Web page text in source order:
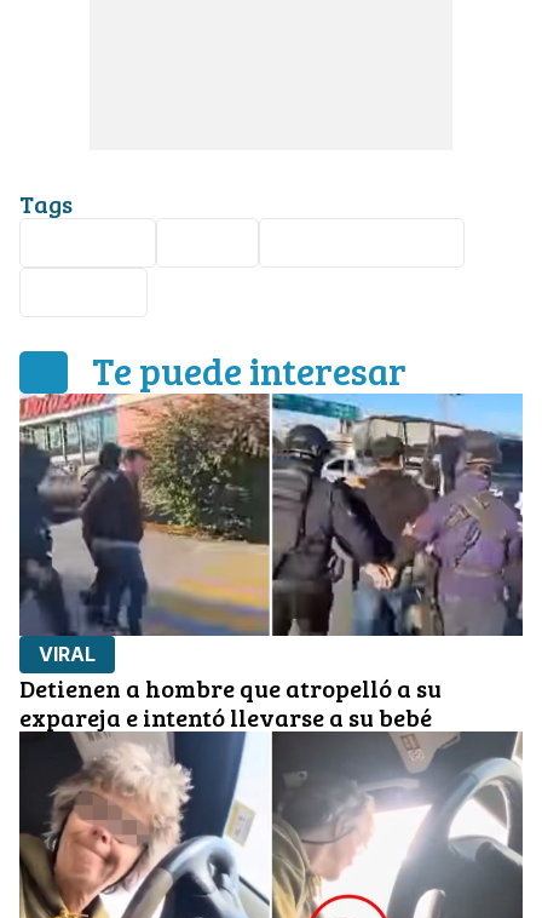
Tags
Te puede interesar
VIRAL
Detienen a hombre que atropelló a su
expareja e intentó llevarse a su bebé